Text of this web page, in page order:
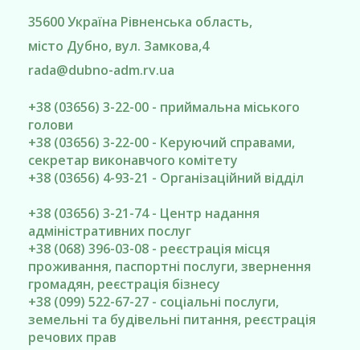
35600Україна Рівненська область,
місто Дубно, вул. Замкова,4
rada@dubno-adm.rv.ua
+38 (03656) 3-22-00 - приймальна міського
голови
+38 (03656) 3-22-00 - Керуючий справами,
секретар виконавчого комітету
+38 (03656) 4-93-21 - Організаційний відділ
+38 (03656) 3-21-74 - Центр надання
адміністративних послуг
+38 (068) 396-03-08 - реєстрація місця
проживання, паспортні послуги, звернення
громадян, реєстрація бізнесу
+38 (099) 522-67-27 - соціальні послуги,
земельні та будівельні питання, реєстрація
речових прав